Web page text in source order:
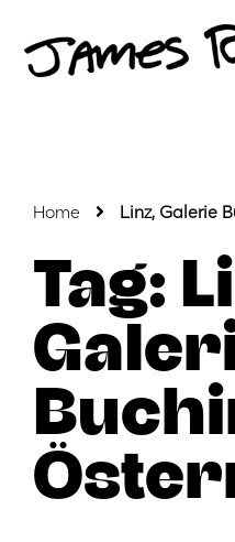
Home Linz, Galerie
Tag: